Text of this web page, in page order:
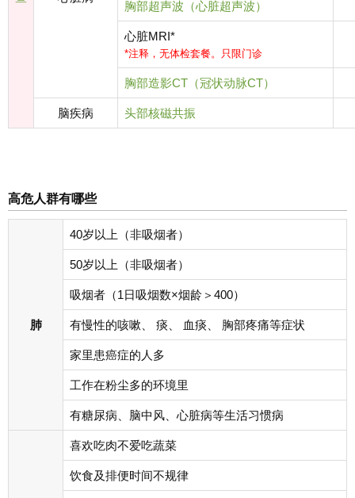
胸部超声波（心脏超声波）
心脏MRI*
*注释，无体检套餐。只限门诊
胸部造影CT（冠状动脉CT）
脑疾病 头部核磁共振
高危人群有哪些
肺
40岁以上（非吸烟者）
50岁以上（非吸烟者）
吸烟者（1日吸烟数×烟龄＞400）
有慢性的咳嗽、 痰、 血痰、 胸部疼痛等症状
家里患癌症的人多
工作在粉尘多的环境里
有糖尿病、脑中风、心脏病等生活习惯病
喜欢吃肉不爱吃蔬菜
饮食及排便时间不规律